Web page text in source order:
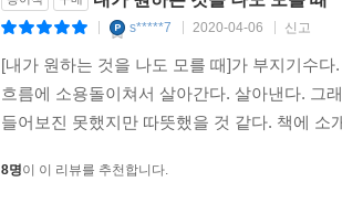
s*****7 2020-04-06 신고
[내가 원하는 것을 나도 모를 때]가 부지기수
흐름에 소용돌이쳐서 살아간다. 살아낸다. 그
들어보진 못했지만 따뜻했을 것 같다. 책에
8명이 이 리뷰를 추천합니다.